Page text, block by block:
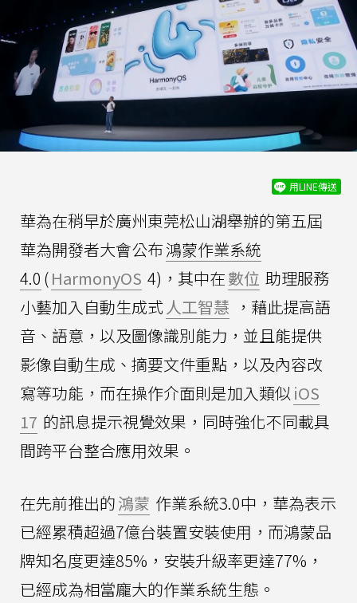
用LINE傳送
華為在稍早於廣州東莞松山湖舉辦的第五屆
華為開發者大會公布鴻蒙作業系統
4.0 (HarmonyOS 4)，其中在數位 助理服務
小藝加入自動生成式人工智慧 ，藉此提高語
音、語意，以及圖像識別能力，並且能提供
影像自動生成、摘要文件重點，以及內容改
寫等功能，而在操作介面則是加入類似 iOS
17 的訊息提示視覺效果，同時強化不同載具
間跨平台整合應用效果。
在先前推出的鴻蒙 作業系統3.0中，華為表示
已經累積超過7億台裝置安裝使用，而鴻蒙品
牌知名度更達85%，安裝升級率更達77%，
已經成為相當龐大的作業系統生態。